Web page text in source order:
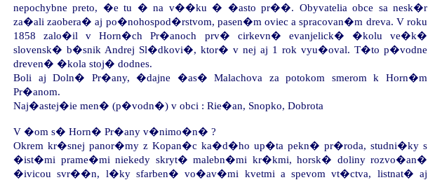
nepochybne preto, �e tu � na v��ku � �asto pr��. Obyvatelia obce sa nesk�r
za�ali zaobera� aj po�nohospod�rstvom, pasen�m oviec a spracovan�m dreva. V roku
1858 zalo�il v Horn�ch Pr�anoch prv� cirkevn� evanjelick� �kolu ve�k�
slovensk� b�snik Andrej Sl�dkovi�, ktor� v nej aj 1 rok vyu�oval. T�to p�vodne
dreven� �kola stoj� dodnes.
Boli aj Doln� Pr�any, �dajne �as� Malachova za potokom smerom k Horn�m
Pr�anom.
Naj�astej�ie men� (p�vodn�) v obci : Rie�an, Snopko, Dobrota
V �om s� Horn� Pr�any v�nimo�n� ?
Okrem kr�snej panor�my z Kopan�c ka�d�ho up�ta pekn� pr�roda, studni�ky s
�ist�mi prame�mi niekedy skryt� malebn�mi kr�kmi, horsk� doliny rozvo�an�
�ivicou svr��n, l�ky sfarben� vo�av�mi kvetmi a spevom vt�ctva, listnat� aj